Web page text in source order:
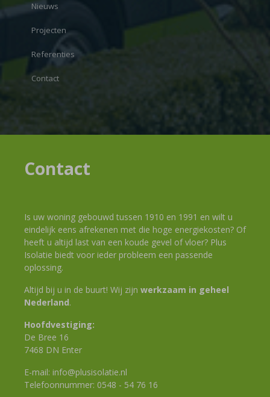
Nieuws
Projecten
Referenties
Contact
Contact
Is uw woning gebouwd tussen 1910 en 1991 en wilt u
eindelijk eens afrekenen met die hoge energiekosten? Of
heeft u altijd last van een koude gevel of vloer? Plus
Isolatie biedt voor ieder probleem een passende
oplossing.
Altijd bij u in de buurt! Wij zijn werkzaam in geheel
Nederland.
Hoofdvestiging:
De Bree 16
7468 DN Enter
E-mail: info@plusisolatie.nl
Telefoonnummer: 0548 - 54 76 16